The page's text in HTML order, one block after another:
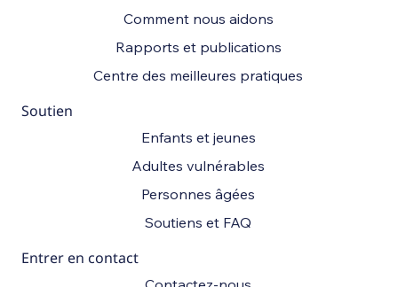
Comment nous aidons
Rapports et publications
Centre des meilleures pratiques
Soutien
Enfants et jeunes
Adultes vulnérables
Personnes âgées
Soutiens et FAQ
Entrer en contact